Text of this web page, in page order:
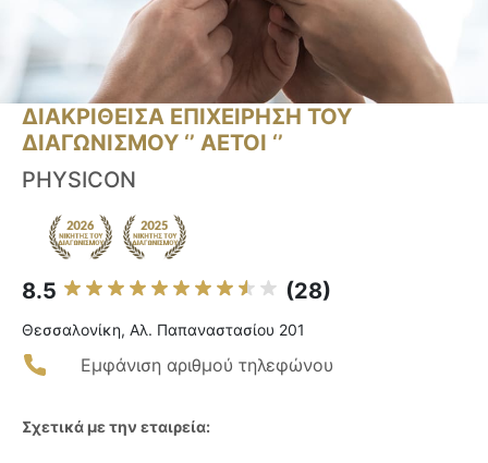
ΔΙΑΚΡΙΘΕΙΣΑ ΕΠΙΧΕΙΡΗΣΗ ΤΟΥ
ΔΙΑΓΩΝΙΣΜΟΥ ‘’ ΑΕΤΟΙ ‘’
PHYSICON
8.5 (28)
Θεσσαλονίκη, Αλ. Παπαναστασίου 201
Εμφάνιση αριθμού τηλεφώνου
Σχετικά με την εταιρεία: